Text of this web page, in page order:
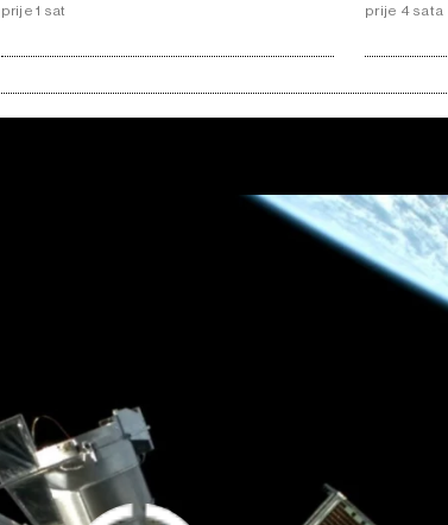
prije 1 sat prije 4 sata